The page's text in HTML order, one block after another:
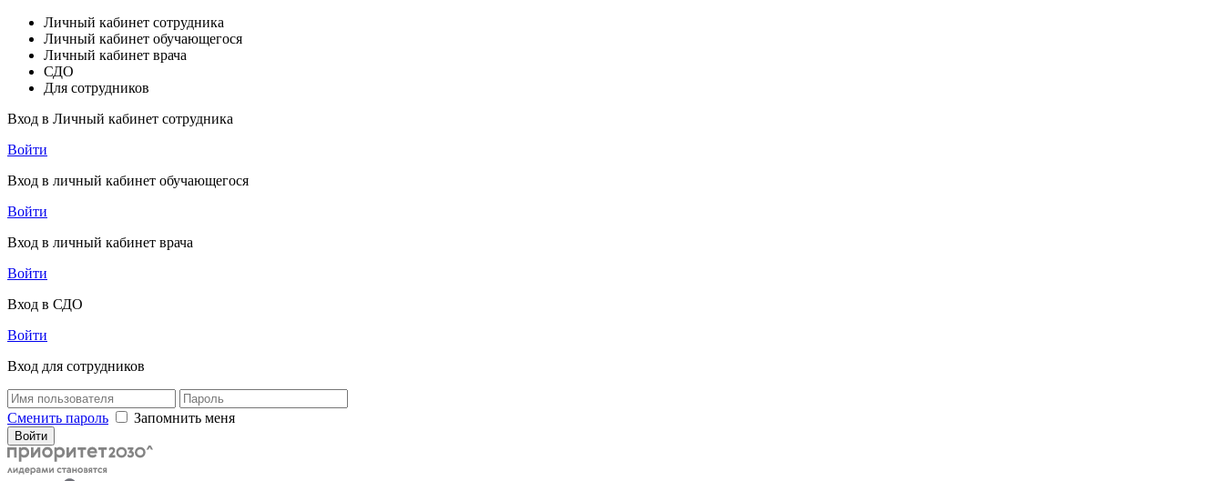
Личный кабинет сотрудника
Личный кабинет обучающегося
Личный кабинет врача
СДО
Для сотрудников
Вход в Личный кабинет сотрудника
Войти
Вход в личный кабинет обучающегося
Войти
Вход в личный кабинет врача
Войти
Вход в СДО
Войти
Вход для сотрудников
Сменить пароль Запомнить меня